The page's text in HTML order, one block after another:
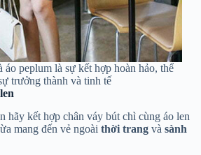
áo peplum là sự kết hợp hoàn hảo, thể
trưởng thành và tinh tế
hãy kết hợp chân váy bút chì cùng áo len
mang đến vẻ ngoài thời trang và sành